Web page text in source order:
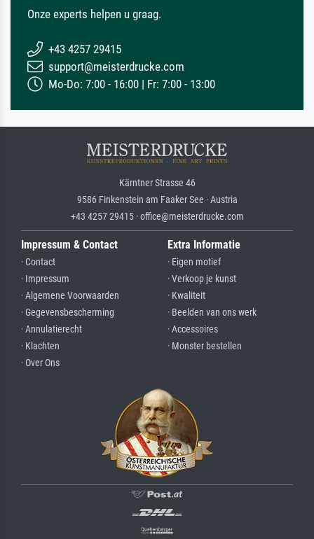
Onze experts helpen u graag.
+43 4257 29415
support@meisterdrucke.com
Mo-Do: 7:00 - 16:00 | Fr: 7:00 - 13:00
Kärntner Strasse 46
9586 Finkenstein am Faaker See · Austria
+43 4257 29415 · office@meisterdrucke.com
Impressum & Contact
· Contact
· Impressum
· Algemene Voorwaarden
· Gegevensbescherming
· Annulatierecht
· Klachten
· Over Ons
Extra Informatie
· Eigen motief
· Verkoop je kunst
· Kwaliteit
· Beelden van ons werk
· Accessoires
· Monster bestellen